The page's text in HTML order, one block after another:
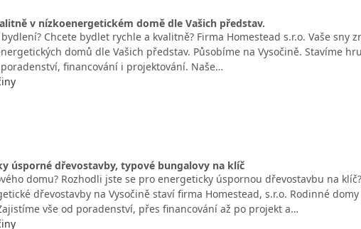
v nízkoenergetickém domě dle Vašich představ.
Chcete bydlet rychle a kvalitně? Firma Homestead s.r.o. Vaše sny
domů dle Vašich představ. Působíme na Vysočině. Stavíme
financování i projektování. Naše…
úsporné dřevostavby, typové bungalovy na klíč
domu? Rozhodli jste se pro energeticky úspornou dřevostavbu na
dřevostavby na Vysočině staví firma Homestead, s.r.o. Rodinné
vše od poradenství, přes financování až po projekt a…